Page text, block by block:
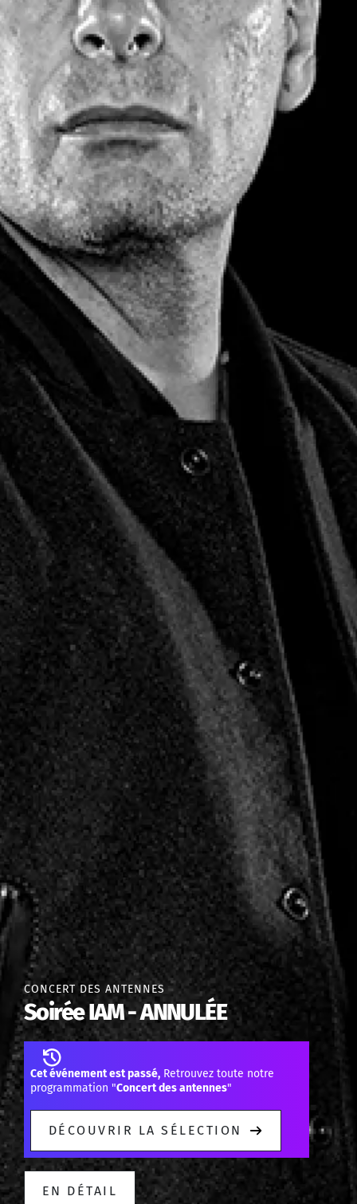
CONCERT DES ANTENNES
Soirée IAM - ANNULÉE
Cet événement est passé, Retrouvez toute notre
programmation "Concert des antennes"
DÉCOUVRIR LA SÉLECTION
EN DÉTAIL